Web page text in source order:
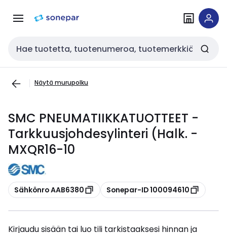
navigointiinsisältöön
Haku
Näytä murupolku
SMC PNEUMATIIKKATUOTTEET -
Tarkkuusjohdesylinteri (Halk. -
MXQR16-10
Kopioi
Sähkönro AAB6380 Kopioi
Sonepar-ID 100094610
Kirjaudu sisään tai luo tili tarkistaaksesi hinnan ja